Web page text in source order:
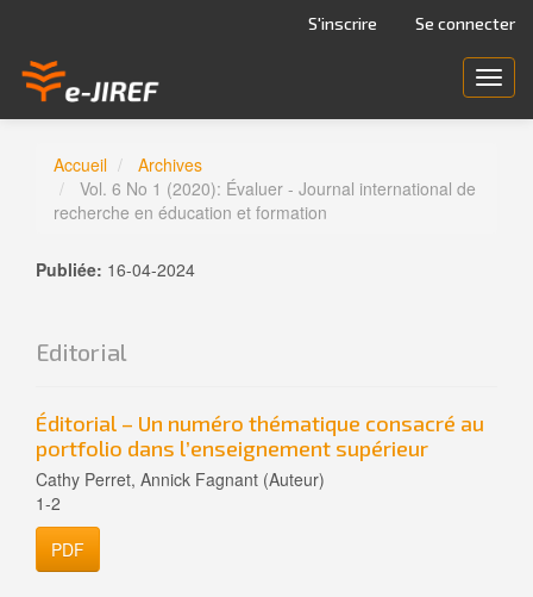
Contenu
principal
Barre
S'inscrire Se connecter
Accueil
Archives
Vol. 6 No 1 (2020): Évaluer - Journal international de
recherche en éducation et formation
Publiée: 16-04-2024
Editorial
Éditorial – Un numéro thématique consacré au
portfolio dans l’enseignement supérieur
Cathy Perret, Annick Fagnant (Auteur)
1-2
PDF